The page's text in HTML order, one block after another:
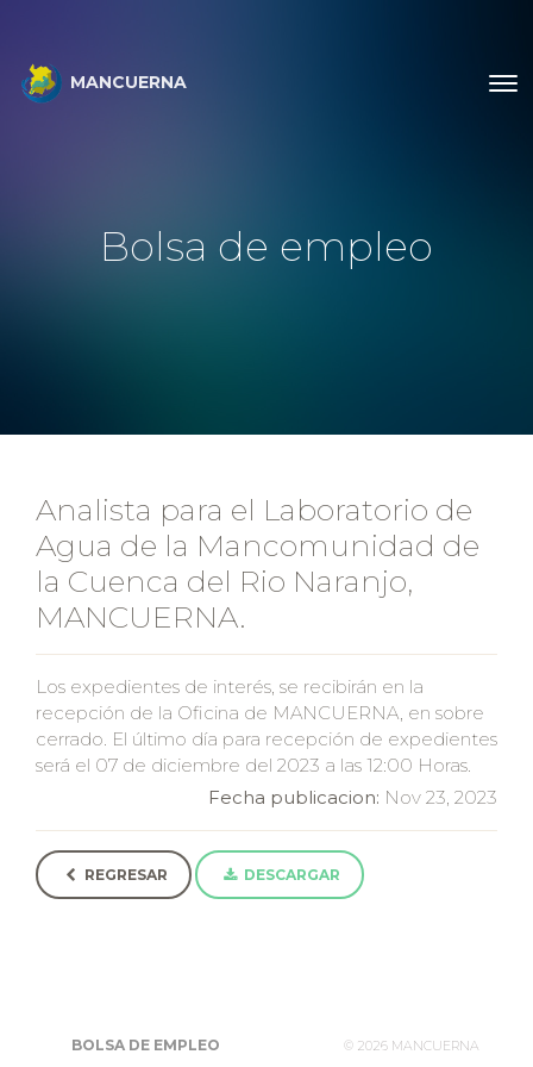
MANCUERNA
Bolsa de empleo
Analista para el Laboratorio de
Agua de la Mancomunidad de
la Cuenca del Rio Naranjo,
MANCUERNA.
Los expedientes de interés, se recibirán en la
recepción de la Oficina de MANCUERNA, en sobre
cerrado. El último día para recepción de expedientes
será el 07 de diciembre del 2023 a las 12:00 Horas.
Fecha publicacion: Nov 23, 2023
REGRESAR DESCARGAR
BOLSA DE EMPLEO © 2026 MANCUERNA